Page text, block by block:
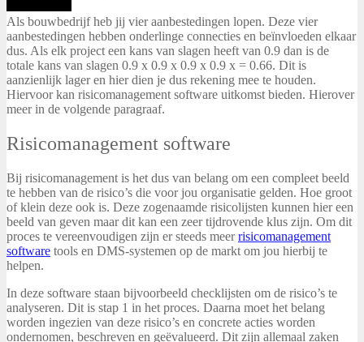
Als bouwbedrijf heb jij vier aanbestedingen lopen. Deze vier
aanbestedingen hebben onderlinge connecties en beïnvloeden elkaar
dus. Als elk project een kans van slagen heeft van 0.9 dan is de
totale kans van slagen 0.9 x 0.9 x 0.9 x 0.9 x = 0.66. Dit is
aanzienlijk lager en hier dien je dus rekening mee te houden.
Hiervoor kan risicomanagement software uitkomst bieden. Hierover
meer in de volgende paragraaf.
Risicomanagement software
Bij risicomanagement is het dus van belang om een compleet beeld
te hebben van de risico’s die voor jou organisatie gelden. Hoe groot
of klein deze ook is. Deze zogenaamde risicolijsten kunnen hier een
beeld van geven maar dit kan een zeer tijdrovende klus zijn. Om dit
proces te vereenvoudigen zijn er steeds meerrisicomanagement
software tools en DMS-systemen op de markt om jou hierbij te
helpen.
In deze software staan bijvoorbeeld checklijsten om de risico’s te
analyseren. Dit is stap 1 in het proces. Daarna moet het belang
worden ingezien van deze risico’s en concrete acties worden
ondernomen, beschreven en geëvalueerd. Dit zijn allemaal zaken